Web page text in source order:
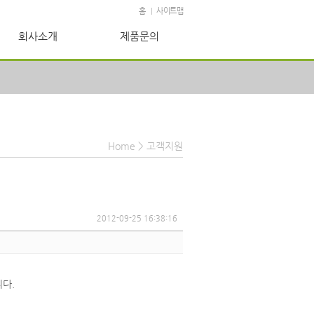
홈 사이트맵
회사소개 제품문의
Home > 고객지원
2012-09-25 16:38:16
.